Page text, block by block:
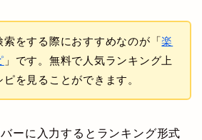
索をする際におすすめなのが「楽
」です。無料で人気ランキング上
を見ることができます。
ーに入力するとランキング形式